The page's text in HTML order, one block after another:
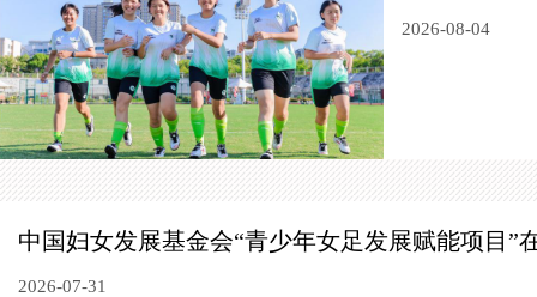
2026-08-04
中国妇女发展基金会“青少年女足发展赋能项目”
2026-07-31